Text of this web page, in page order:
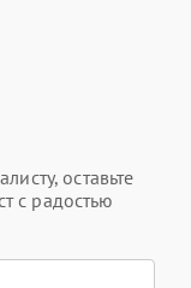
оставьте
с радостью